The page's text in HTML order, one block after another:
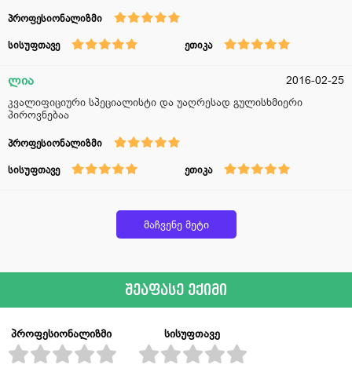
პროფესიონალიზმი
სისუფთავე ეთიკა
ლია
2016-02-25
კვალიფიციური სპეციალისტი და უაღრესად გულისხმიერი
პიროვნებაა
პროფესიონალიზმი
სისუფთავე ეთიკა
მაჩვენე მეტი
შეაფასე ექიმი
პროფესიონალიზმი სისუფთავე